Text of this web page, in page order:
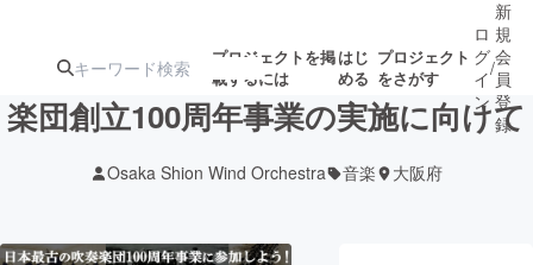
プロジェクトを掲
載するには
はじ
める
プロジェクト
をさがす
ロ
グ
イ
ン
/
新
規
会
員
登
録
楽団創立100周年事業の実施に向けて
Osaka Shion Wind Orchestra 音楽 大阪府